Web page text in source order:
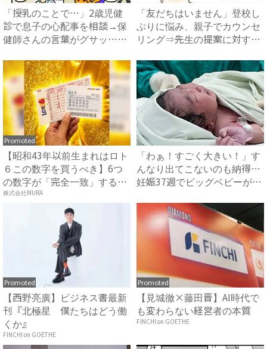
「授乳のことで…」2歳児健
診で息子の心配事を相談→保
健師さんの言葉がグサッ…指
「友だちはいません」登校し
ぶりに悩み、親子でカウンセ
リング⇒先生の提案に対する
Promoted
【昭和43年以前生まれはロト
６この数字を買うべき】6つ
の数字が「完全一致」する
方...
株式会社MURA
「わぁ！すごく大きい！」す
んなり出てこないのも納得…
妊娠37週でビッグベビーが
Promoted
【西野亮廣】ビジネス書最新
刊『北極星 僕たちはどう働
くか』
FINCHI on GOETHE
Promoted
【見城徹×藤田晋】AI時代で
も変わらない経営者の本質
FINCHI on GOETHE